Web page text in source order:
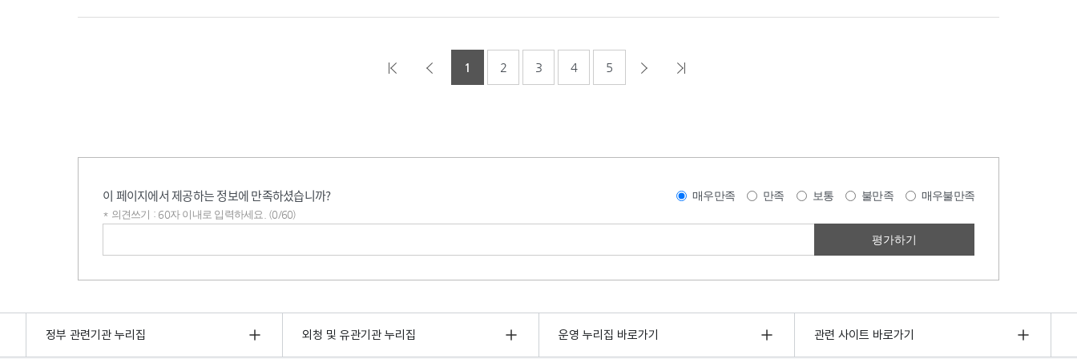
1 2 3 4 5
이 페이지에서 제공하는 정보에 만족하셨습니까? 매우만족 만족 보통 불만족 매우불만족
* 의견쓰기 : 60자 이내로 입력하세요. (0/60)
정부 관련기관 누리집 외청 및 유관기관 누리집 운영 누리집 바로가기 관련 사이트 바로가기